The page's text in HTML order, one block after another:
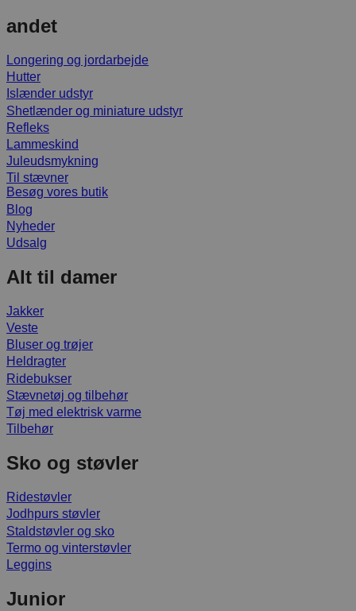
andet
Longering og jordarbejde
Hutter
Islænder udstyr
Shetlænder og miniature udstyr
Refleks
Lammeskind
Juleudsmykning
Til stævner
Besøg vores butik
Blog
Nyheder
Udsalg
Alt til damer
Jakker
Veste
Bluser og trøjer
Heldragter
Ridebukser
Stævnetøj og tilbehør
Tøj med elektrisk varme
Tilbehør
Sko og støvler
Ridestøvler
Jodhpurs støvler
Staldstøvler og sko
Termo og vinterstøvler
Leggins
Junior